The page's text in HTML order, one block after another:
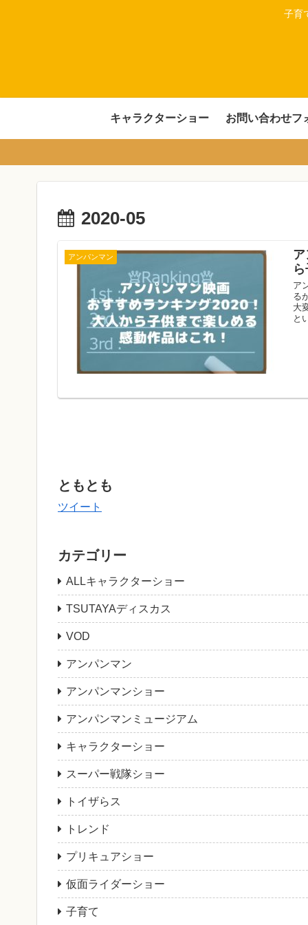
子育
キャラクターショー お問い合わせフ
2020-05
アンパンマン
ア
る
大
と
ともとも
ツイート
カテゴリー
ALLキャラクターショー
TSUTAYAディスカス
VOD
アンパンマン
アンパンマンショー
アンパンマンミュージアム
キャラクターショー
スーパー戦隊ショー
トイザらス
トレンド
プリキュアショー
仮面ライダーショー
子育て